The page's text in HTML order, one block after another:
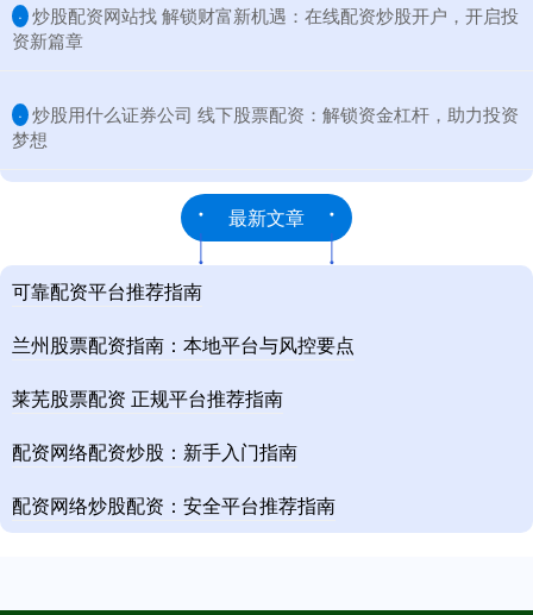
· ​炒股配资网站找 解锁财富新机遇：在线配资炒股开户，开启投
资新篇章
· ​炒股用什么证券公司 线下股票配资：解锁资金杠杆，助力投资
梦想
最新文章
可靠配资平台推荐指南
兰州股票配资指南：本地平台与风控要点
莱芜股票配资 正规平台推荐指南
配资网络配资炒股：新手入门指南
配资网络炒股配资：安全平台推荐指南